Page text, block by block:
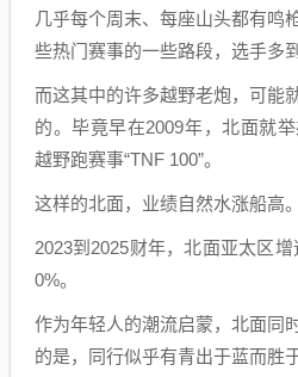
几乎每个周末、每座山头都有鸣
些热门赛事的一些路段，选手多
而这其中的许多越野老炮，可能
的。毕竟早在2009年，北面就
越野跑赛事“TNF 100”。
这样的北面，业绩自然水涨船高。
2023到2025财年，北面亚太区
0%。
作为年轻人的潮流启蒙，北面同
的是，同行似乎有青出于蓝而胜